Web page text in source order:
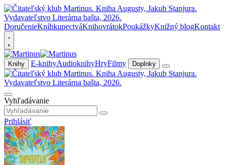
DoručenieKníhkupectváKnihovrátokPoukážkyKnižný blogKontakt
Knihy E-knihyAudioknihyHryFilmy Doplnky
Vyhľadávanie
Prihlásiť